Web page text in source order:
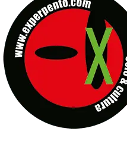
TIMBRE 4, LA
30 AÑOS (NO ES
D’BALDOMEROS
MARSHALL FLASH
JOFRE BARDAGÍ EN